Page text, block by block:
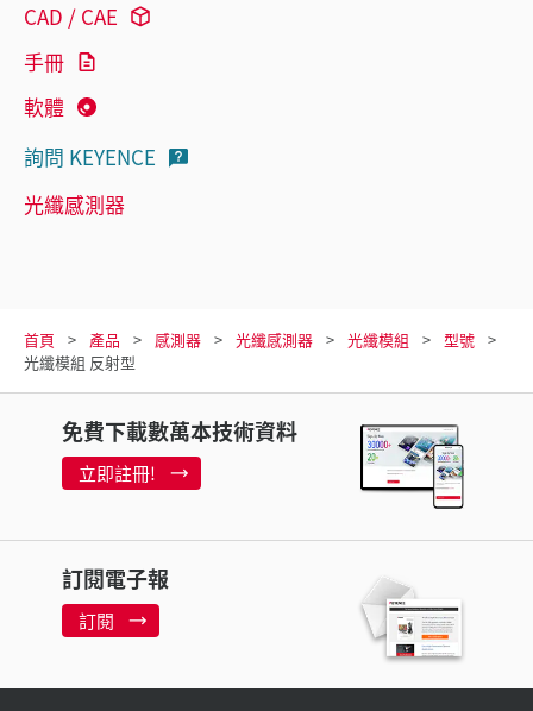
CAD / CAE
手冊
軟體
詢問 KEYENCE
光纖感測器
首頁 產品 感測器 光纖感測器 光纖模組
型號
光纖模組 反射型
免費下載數萬本技術資料
立即註冊!
訂閱電子報
訂閱